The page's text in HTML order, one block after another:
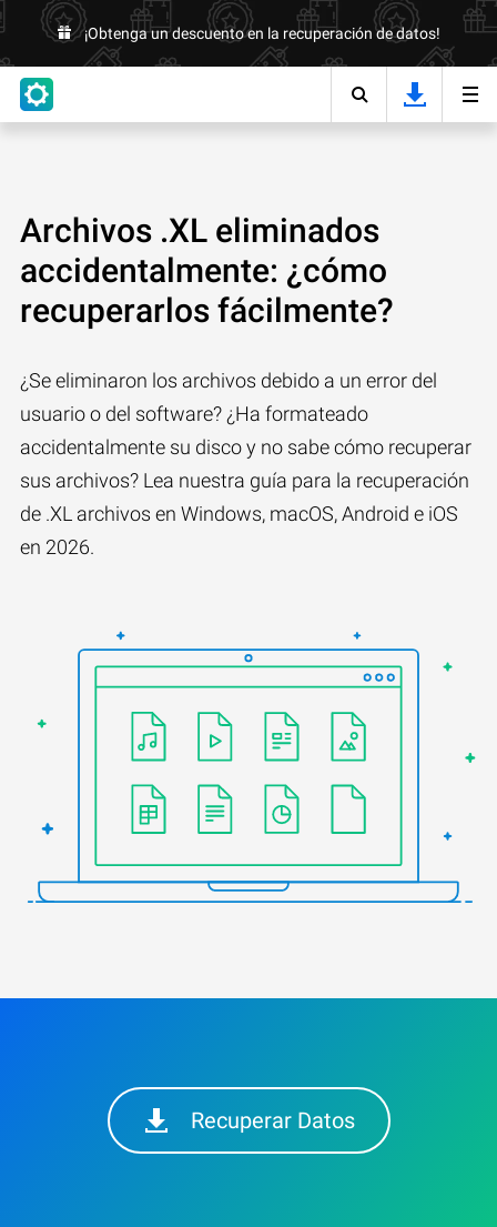
¡Obtenga un descuento en la recuperación de datos!
Archivos .XL eliminados
accidentalmente: ¿cómo
recuperarlos fácilmente?
¿Se eliminaron los archivos debido a un error del
usuario o del software? ¿Ha formateado
accidentalmente su disco y no sabe cómo recuperar
sus archivos? Lea nuestra guía para la recuperación
de .XL archivos en Windows, macOS, Android e iOS
en 2026.
Recuperar Datos